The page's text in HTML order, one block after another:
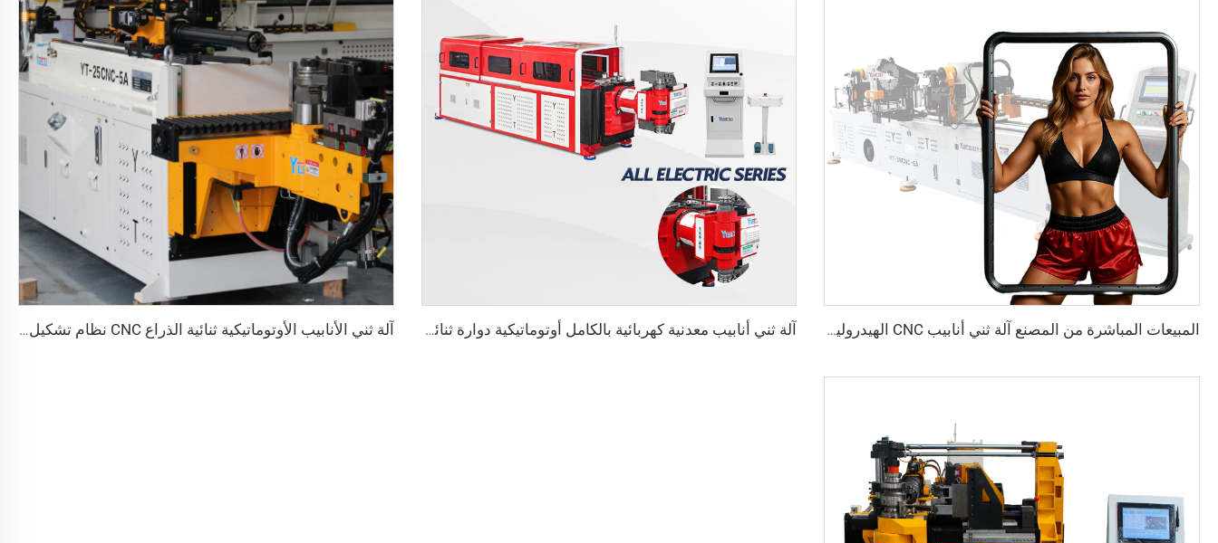
المبيعات المباشرة من المصنع آلة ثني أنابيب CNC الهيدروليكية الأوتوماتيكية المزدوجة الرأس آلة ثني أنابيب الفولاذ الكربوني آلة ثني أنابيب معدنية كهربائية بالكامل أوتوماتيكية دوارة ثنائية الاتجاه سلسلة CNC آلة ثني الأنابيب الأوتوماتيكية ثنائية الذراع CNC نظام تشكيل الأنابيب ثنائي الاتجاه المتزامن لعوادم ودرابزين آلة ثني الأنابيب